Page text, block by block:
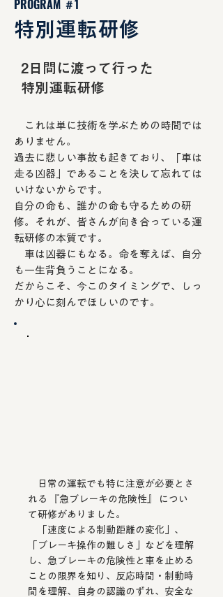
PROGRAM ＃1
特別運転研修
2日間に渡って行った
特別運転研修
これは単に技術を学ぶための時間では
ありません。
過去に悲しい事故も起きており、「車は
走る凶器」であることを決して忘れては
いけないからです。
自分の命も、誰かの命も守るための研
修。それが、皆さんが向き合っている運
転研修の本質です。
車は凶器にもなる。命を奪えば、自分
も一生背負うことになる。
だからこそ、今このタイミングで、しっ
かり心に刻んでほしいのです。
日常の運転でも特に注意が必要とさ
れる 『急ブレーキの危険性』 につい
て研修がありました。
「速度による制動距離の変化」、
「ブレーキ操作の難しさ」などを理解
し、急ブレーキの危険性と車を止める
ことの限界を知り、反応時間・制動時
間を理解、自身の認識のずれ、安全な